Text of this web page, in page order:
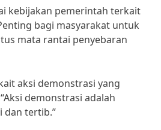
kebijakan pemerintah terkait
bagi masyarakat untuk
mata rantai penyebaran
aksi demonstrasi yang
demonstrasi adalah
dan tertib.”